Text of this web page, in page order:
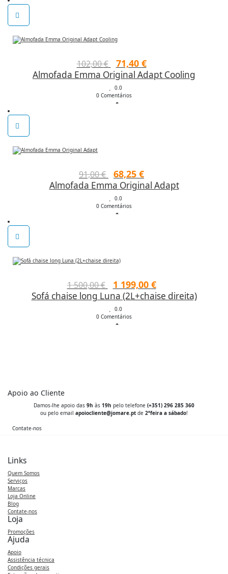
102,00€
O
preço
original
era:
71,40 €
preço
Almofada Emma Original Adapt Cooling
0.0
0 Comentários
91,00€
O
preço
original
era:
68,25 €
preço
Almofada Emma Original Adapt
0.0
0 Comentários
1 500,00€
O
preço
original
era:
1 199,00 €
preço
Sofá chaise long Luna (2L+chaise direita)
0.0
0 Comentários
Apoio ao Cliente
Damos-lhe apoio das 9h às 19h pelo telefone (+351) 296 285 360
ou pelo email apoiocliente@jomare.pt de 2ªfeira a sábado!
Contate-nos
Links
Quem Somos
Serviços
Marcas
Loja Online
Blog
Contate-nos
Loja
Promoções
Ajuda
Apoio
Assistência técnica
Condições gerais